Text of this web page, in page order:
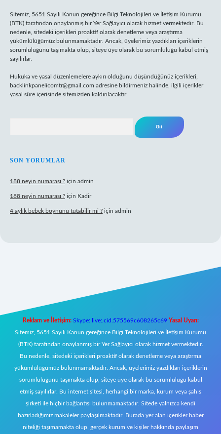
Sitemiz, 5651 Sayılı Kanun gereğince Bilgi Teknolojileri ve İletişim Kurumu
(BTK) tarafından onaylanmış bir Yer Sağlayıcı olarak hizmet vermektedir. Bu
nedenle, sitedeki içerikleri proaktif olarak denetleme veya araştırma
yükümlülüğümüz bulunmamaktadır. Ancak, üyelerimiz yazdıkları içeriklerin
sorumluluğunu taşımakta olup, siteye üye olarak bu sorumluluğu kabul etmiş
sayılırlar.
Hukuka ve yasal düzenlemelere aykırı olduğunu düşündüğünüz içerikleri,
backlinkpanelicomtr@gmail.com adresine bildirmeniz halinde, ilgili içerikler
yasal süre içerisinde sitemizden kaldırılacaktır.
SON YORUMLAR
188 neyin numarası ? için admin
188 neyin numarası ? için Kadir
4 aylık bebek boynunu tutabilir mi ? için admin
Reklam ve İletişim: Skype: live:.cid.575569c608265c69 Yasal Uyarı:
Sitemiz, 5651 Sayılı Kanun gereğince Bilgi Teknolojileri ve İletişim Kurumu
(BTK) tarafından onaylanmış bir Yer Sağlayıcı olarak hizmet vermektedir.
Bu nedenle, sitedeki içerikleri proaktif olarak denetleme veya araştırma
yükümlülüğümüz bulunmamaktadır. Ancak, üyelerimiz yazdıkları içeriklerin
sorumluluğunu taşımakta olup, siteye üye olarak bu sorumluluğu kabul
etmiş sayılırlar. Bu internet sitesi, herhangi bir marka, kurum veya şahıs
şirketi ile hiçbir bağlantısı bulunmamaktadır. Sitede yalnızca kendi
hazırladığımız makaleler paylaşılmaktadır. Burada yer alan içerikler haber
niteliği taşımamakta olup, gerçek kurum ve kişiler hakkında paylaşım